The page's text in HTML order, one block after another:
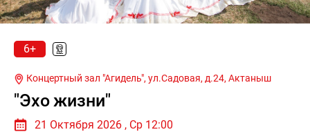
6+
Концертный зал "Агидель", ул.Садовая, д.24, Актаныш
"Эхо жизни"
21 Октября 2026 , Ср 12:00